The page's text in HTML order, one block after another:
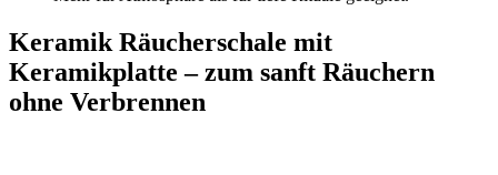
Keramik Räucherschale mit
Keramikplatte – zum sanft Räuchern
ohne Verbrennen